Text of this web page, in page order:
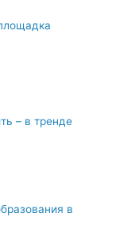
– в тренде
в